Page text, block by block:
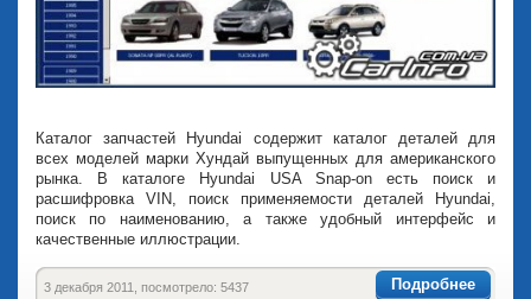
Каталог запчастей Hyundai содержит каталог деталей для
всех моделей марки Хундай выпущенных для американского
рынка. В каталоге Hyundai USA Snap-on есть поиск и
расшифровка VIN, поиск применяемости деталей Hyundai,
поиск по наименованию, а также удобный интерфейс и
качественные иллюстрации.
Подробнее
3 декабря 2011, посмотрело: 5437